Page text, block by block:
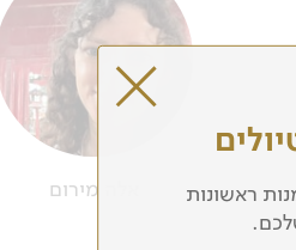
אלה מירום
ראשונות